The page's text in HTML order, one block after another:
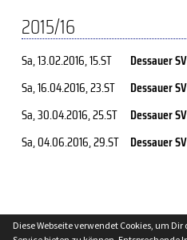
2015/16
Sa, 13.02.2016, 15.ST Dessauer SV
Sa, 16.04.2016, 23.ST Dessauer SV
Sa, 30.04.2016, 25.ST Dessauer SV
Sa, 04.06.2016, 29.ST Dessauer SV
Diese Webseite verwendet Cookies, um